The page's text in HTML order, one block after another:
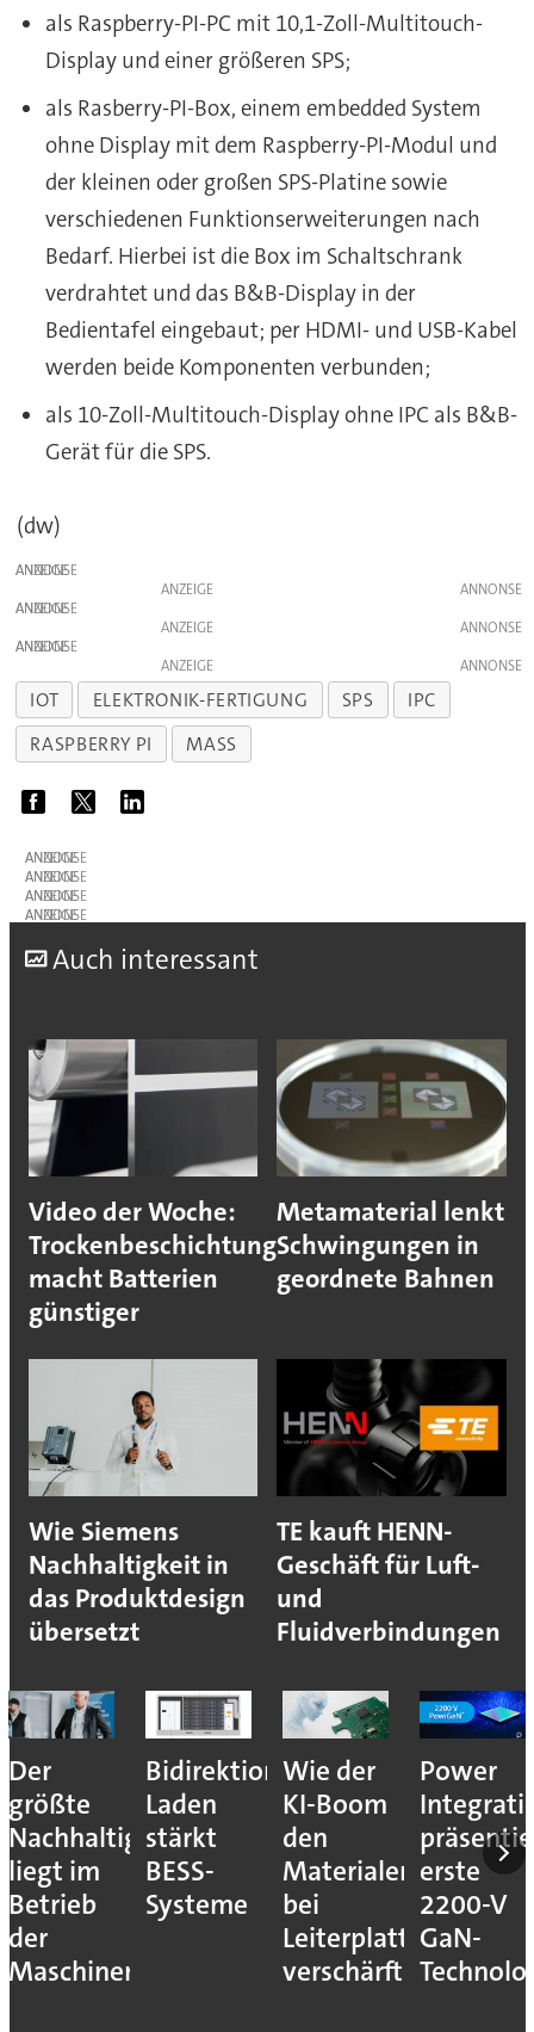
als Raspberry-PI-PC mit 10,1-Zoll-Multitouch-
Display und einer größeren SPS;
als Rasberry-PI-Box, einem embedded System
ohne Display mit dem Raspberry-PI-Modul und
der kleinen oder großen SPS-Platine sowie
verschiedenen Funktionserweiterungen nach
Bedarf. Hierbei ist die Box im Schaltschrank
verdrahtet und das B&B-Display in der
Bedientafel eingebaut; per HDMI- und USB-Kabel
werden beide Komponenten verbunden;
als 10-Zoll-Multitouch-Display ohne IPC als B&B-
Gerät für die SPS.
(dw)
ANZEIGE
ANZEIGE
ANZEIGE
ANZEIGE
ANZEIGE
ANZEIGE
IOT ELEKTRONIK-FERTIGUNG SPS
IPC
RASPBERRY PI
MASS
ANZEIGE
ANZEIGE
ANZEIGE
ANZEIGE
Auch interessant
Video der Woche:
Trockenbeschichtung
macht Batterien
günstiger
Metamaterial lenkt
Schwingungen in
geordnete Bahnen
Wie Siemens
Nachhaltigkeit in
das Produktdesign
übersetzt
TE kauft HENN-
Geschäft für Luft-
und
Fluidverbindungen
Der
größte
Nachhaltigkeitshebel
liegt im
Betrieb
der
Maschinen
Bidirektionales
Laden
stärkt
BESS-
Systeme
Wie der
KI-Boom
den
Materialengpass
bei
Leiterplatten
verschärft
Power
erste
2200-V
GaN-